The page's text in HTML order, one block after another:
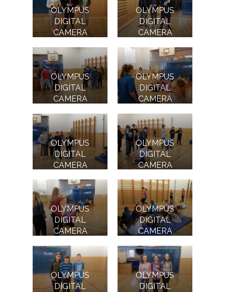
OLYMPUS
DIGITAL
CAMERA
OLYMPUS
DIGITAL
CAMERA
OLYMPUS
DIGITAL
CAMERA
OLYMPUS
DIGITAL
CAMERA
OLYMPUS
DIGITAL
CAMERA
OLYMPUS
DIGITAL
CAMERA
OLYMPUS
DIGITAL
CAMERA
OLYMPUS
DIGITAL
CAMERA
OLYMPUS
DIGITAL
OLYMPUS
DIGITAL